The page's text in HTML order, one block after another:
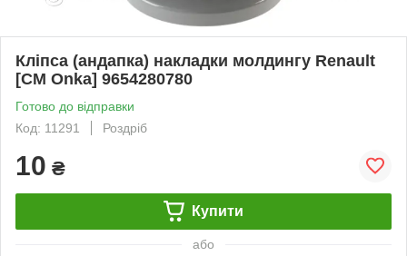
Кліпса (андапка) накладки молдингу Renault
[СМ Onka] 9654280780
Готово до відправки
Код: 11291
Роздріб
10 ₴
Купити
або